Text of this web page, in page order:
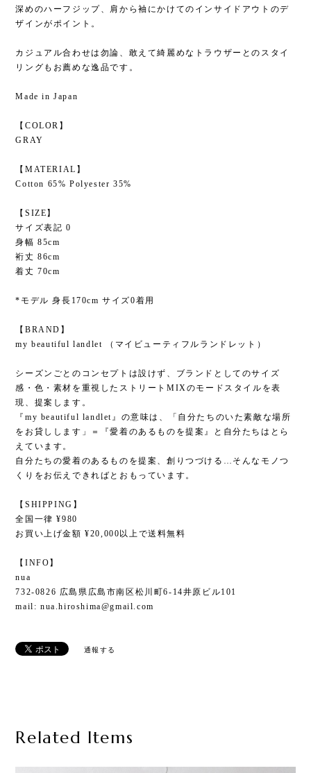
深めのハーフジップ、肩から袖にかけてのインサイドアウトのデ
ザインがポイント。
カジュアル合わせは勿論、敢えて綺麗めなトラウザーとのスタイ
リングもお薦めな逸品です。
Made in Japan
【COLOR】
GRAY
【MATERIAL】
Cotton 65% Polyester 35%
【SIZE】
サイズ表記 0
身幅 85cm
裄丈 86cm
着丈 70cm
*モデル 身長170cm サイズ0着用
【BRAND】
my beautiful landlet （マイビューティフルランドレット）
シーズンごとのコンセプトは設けず、ブランドとしてのサイズ
感・色・素材を重視したストリートMIXのモードスタイルを表
現、提案します。
『my beautiful landlet』の意味は、「自分たちのいた素敵な場所
をお貸しします」＝『愛着のあるものを提案』と自分たちはとら
えています。
自分たちの愛着のあるものを提案、創りつづける…そんなモノつ
くりをお伝えできればとおもっています。
【SHIPPING】
全国一律 ¥980
お買い上げ金額 ¥20,000以上で送料無料
【INFO】
nua
732-0826 広島県広島市南区松川町6-14井原ビル101
mail: nua.hiroshima@gmail.com
通報する
Related Items